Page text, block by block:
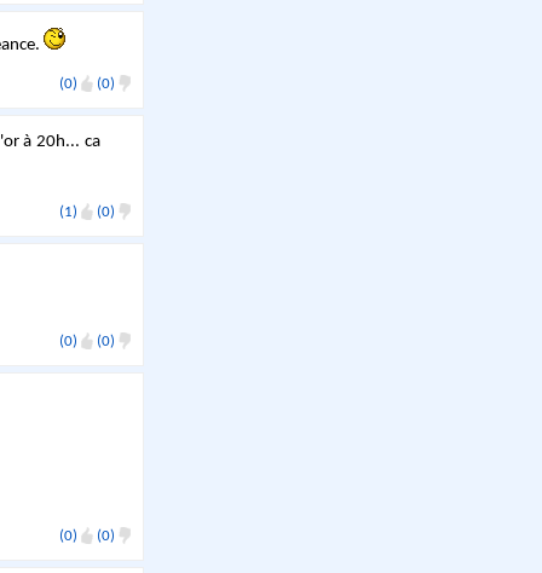
(0) (0)
à 20h... ca
(1) (0)
(0) (0)
(0) (0)